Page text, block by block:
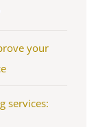
your
services: